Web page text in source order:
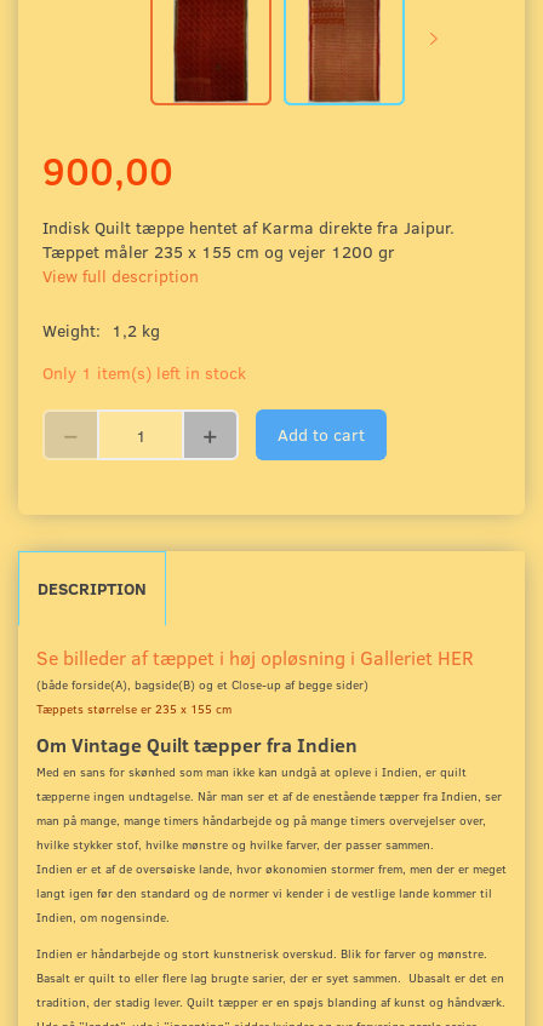
900,00
Indisk Quilt tæppe hentet af Karma direkte fra Jaipur.
Tæppet måler 235 x 155 cm og vejer 1200 gr
View full description
Weight:
1,2 kg
Only 1 item(s) left in stock
Add to cart
DESCRIPTION
Se billeder af tæppet i høj opløsning i Galleriet HER
(både forside(A), bagside(B) og et Close-up af begge sider)
Tæppets størrelse er 235 x 155 cm
Om Vintage Quilt tæpper fra Indien
Med en sans for skønhed som man ikke kan undgå at opleve i Indien, er quilt
tæpperne ingen undtagelse. Når man ser et af de enestående tæpper fra Indien, ser
man på mange, mange timers håndarbejde og på mange timers overvejelser over,
hvilke stykker stof, hvilke mønstre og hvilke farver, der passer sammen.
Indien er et af de oversøiske lande, hvor økonomien stormer frem, men der er meget
langt igen før den standard og de normer vi kender i de vestlige lande kommer til
Indien, om nogensinde.
Indien er håndarbejde og stort kunstnerisk overskud. Blik for farver og mønstre.
Basalt er quilt to eller flere lag brugte sarier, der er syet sammen. Ubasalt er det en
tradition, der stadig lever. Quilt tæpper er en spøjs blanding af kunst og håndværk.